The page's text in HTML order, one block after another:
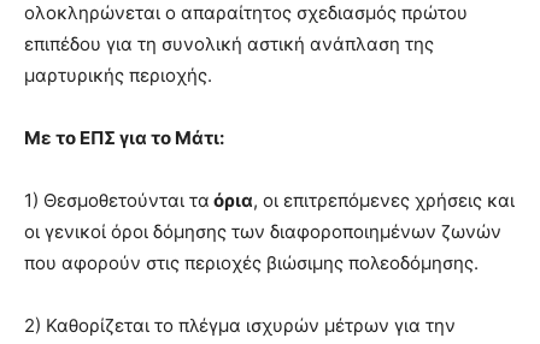
ολοκληρώνεται ο απαραίτητος σχεδιασμός πρώτου
επιπέδου για τη συνολική αστική ανάπλαση της
μαρτυρικής περιοχής.
Με το ΕΠΣ για το Μάτι:
1) Θεσμοθετούνται τα όρια, οι επιτρεπόμενες χρήσεις και
οι γενικοί όροι δόμησης των διαφοροποιημένων ζωνών
που αφορούν στις περιοχές βιώσιμης πολεοδόμησης.
2) Καθορίζεται το πλέγμα ισχυρών μέτρων για την